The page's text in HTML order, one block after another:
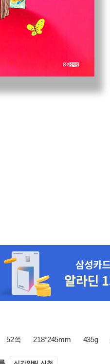
52쪽 218*245mm 435g